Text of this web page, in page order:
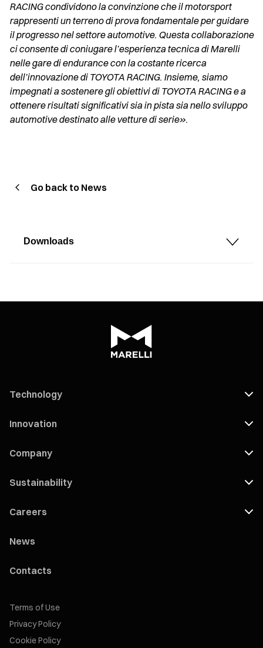
RACING condividono la convinzione che il motorsport
rappresenti un terreno di prova fondamentale per guidare
il progresso nel settore automotive. Questa collaborazione
ci consente di coniugare l’esperienza tecnica di Marelli
nelle gare di endurance con la costante ricerca
dell’innovazione di TOYOTA RACING. Insieme, siamo
impegnati a sostenere gli obiettivi di TOYOTA RACING e a
ottenere risultati significativi sia in pista sia nello sviluppo
automotive destinato alle vetture di serie».
Go back to News
Downloads
Technology
Innovation
Company
Sustainability
Careers
News
Contacts
Terms of Use
Privacy Policy
Cookie Policy